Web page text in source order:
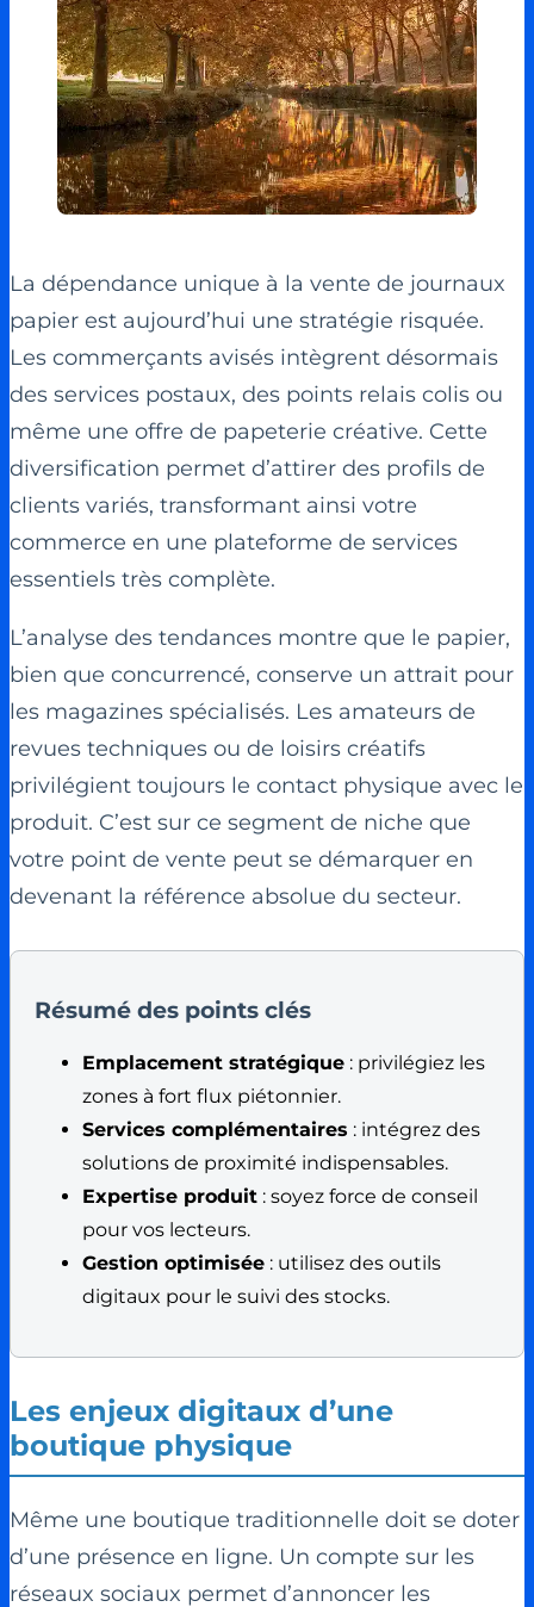
La dépendance unique à la vente de journaux
papier est aujourd’hui une stratégie risquée.
Les commerçants avisés intègrent désormais
des services postaux, des points relais colis ou
même une offre de papeterie créative. Cette
diversification permet d’attirer des profils de
clients variés, transformant ainsi votre
commerce en une plateforme de services
essentiels très complète.
L’analyse des tendances montre que le papier,
bien que concurrencé, conserve un attrait pour
les magazines spécialisés. Les amateurs de
revues techniques ou de loisirs créatifs
privilégient toujours le contact physique avec le
produit. C’est sur ce segment de niche que
votre point de vente peut se démarquer en
devenant la référence absolue du secteur.
Résumé des points clés
Emplacement stratégique : privilégiez les
zones à fort flux piétonnier.
Services complémentaires : intégrez des
solutions de proximité indispensables.
Expertise produit : soyez force de conseil
pour vos lecteurs.
Gestion optimisée : utilisez des outils
digitaux pour le suivi des stocks.
Les enjeux digitaux d’une
boutique physique
Même une boutique traditionnelle doit se doter
d’une présence en ligne. Un compte sur les
réseaux sociaux permet d’annoncer les